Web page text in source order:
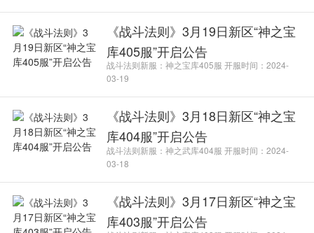
《战斗法则》3月19日新区“神之宝
库405服”开启公告
战斗法则新服：神之宝库405服 开服时间：2024-
03-19
《战斗法则》3月18日新区“神之宝
库404服”开启公告
战斗法则新服：神之武库404服 开服时间：2024-
03-18
《战斗法则》3月17日新区“神之宝
库403服”开启公告